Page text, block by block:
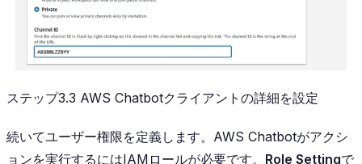
ステップ3.3 AWS Chatbotクライアントの詳細を設定
続いてユーザー権限を定義します。AWS Chatbotがアクシ
ョンを実行するにはIAMロールが必要です。 Role Settingで